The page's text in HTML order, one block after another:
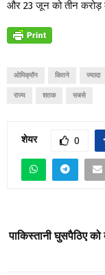
और 23 जून को तीन करोड़
ओमिक्रॉन कितने ज्यादा
राज्य शतक सबसे
शेयर 0
पाकिस्तानी घुसपैठिए को